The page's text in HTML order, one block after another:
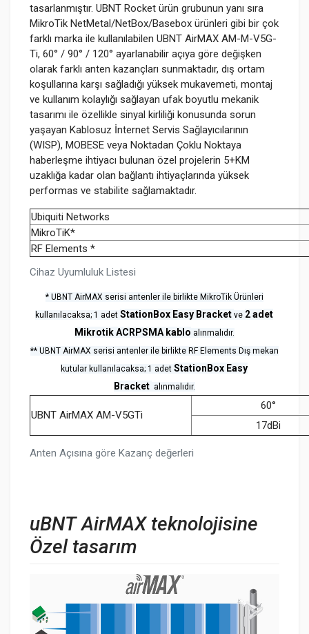
tasarlanmıştır. UBNT Rocket ürün grubunun yanı sıra
MikroTik NetMetal/NetBox/Basebox ürünleri gibi bir çok
farklı marka ile kullanılabilen UBNT AirMAX AM-M-V5G-
Ti, 60° / 90° / 120° ayarlanabilir açıya göre değişken
olarak farklı anten kazançları sunmaktadır, dış ortam
koşullarına karşı sağladığı yüksek mukavemeti, montaj
ve kullanım kolaylığı sağlayan ufak boyutlu mekanik
tasarımı ile özellikle sinyal kirliliği konusunda sorun
yaşayan Kablosuz İnternet Servis Sağlayıcılarının
(WISP), MOBESE veya Noktadan Çoklu Noktaya
haberleşme ihtiyacı bulunan özel projelerin 5+KM
uzaklığa kadar olan bağlantı ihtiyaçlarında yüksek
performas ve stabilite sağlamaktadır.
Cihaz Uyumluluk Listesi
Ubiquiti Networks
MikroTiK*
RF Elements *
* UBNT AirMAX serisi antenler ile birlikte MikroTik Ürünleri
kullanılacaksa; 1 adetStationBox Easy Bracketve 2 adet
Mikrotik ACRPSMA kablo alınmalıdır.
** UBNT AirMAX serisi antenler ile birlikte RF Elements Dış mekan
kutular kullanılacaksa; 1 adetStationBox Easy
Bracket alınmalıdır.
Anten Açısına göre Kazanç değerleri
UBNT AirMAX AM-V5GTi
60°
17dBi
uBNT AirMAX teknolojisine
Özel tasarım